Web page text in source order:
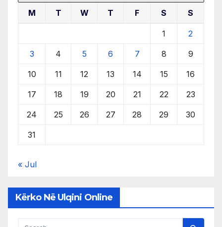
M T W T F S S
1 2
3 4 5 6 7 8 9
10 11 12 13 14 15 16
17 18 19 20 21 22 23
24 25 26 27 28 29 30
31
« Jul
Kërko Në Ulqini Online